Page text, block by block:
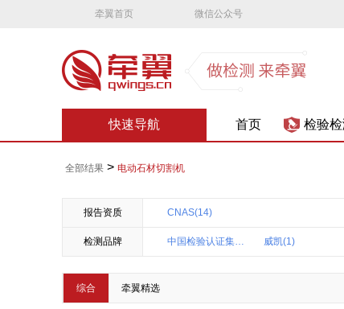
牵翼首页 微信公众号
快速导航 首页 检验检
全部结果 > 电动石材切割机
报告资质 CNAS(14)
检测品牌 中国检验认证集团湖南(2) 威凯(1)
综合
牵翼精选